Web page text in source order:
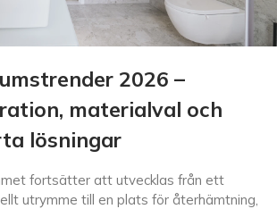
2026 –
materialval och
lösningar
fortsätter att utvecklas från ett
utrymme till en plats för återhämtning,